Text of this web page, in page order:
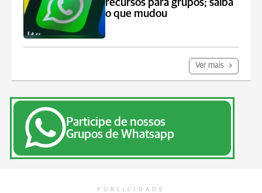
recursos para grupos; saiba
o que mudou
Ver mais
Participe de nossos
Grupos de Whatsapp
PUBLICIDADE